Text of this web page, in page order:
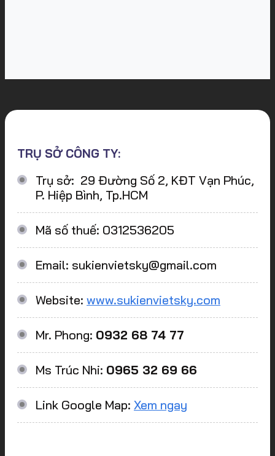
TRỤ SỞ CÔNG TY:
Trụ sở: 29 Đường Số 2, KĐT Vạn Phúc,
P. Hiệp Bình, Tp.HCM
Mã số thuế: 0312536205
Email: sukienvietsky@gmail.com
Website: www.sukienvietsky.com
Mr. Phong: 0932 68 74 77
Ms Trúc Nhi: 0965 32 69 66
Link Google Map: Xem ngay